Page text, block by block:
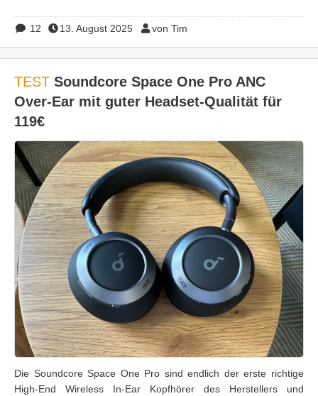
12 13. August 2025 von Tim
TEST Soundcore Space One Pro ANC
Over-Ear mit guter Headset-Qualität für
119€
Die Soundcore Space One Pro sind endlich der erste richtige
High-End Wireless In-Ear Kopfhörer des Herstellers und